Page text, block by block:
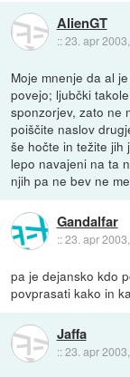
AlienGT
::23. apr
Moje mnenje da al
povejo; ljubčki
sponzorjev, zato ne
poiščite naslov
še hočte in težite jih
lepo navajeni na ta
njih pa ne bev ne
Gandalfar
::23. apr
pa je dejansko kdo
povprasati kako in
Jaffa
::23. apr